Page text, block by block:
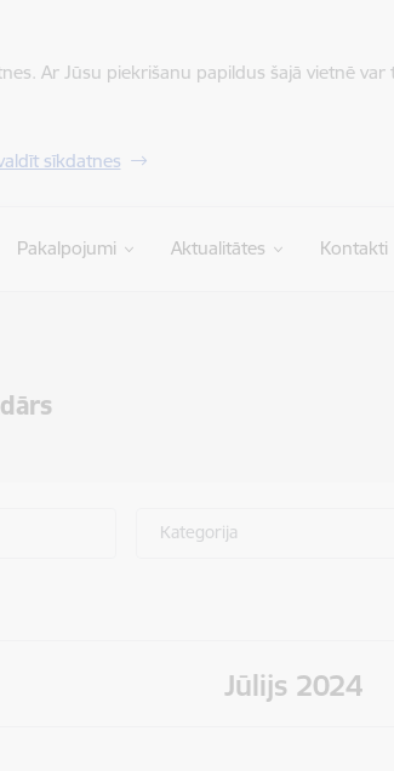
Ar Jūsu piekrišanu papildus šajā vietnē
sīkdatnes
Pakalpojumi Aktualitātes Kontakti
Kategorija
Jūlijs 2024